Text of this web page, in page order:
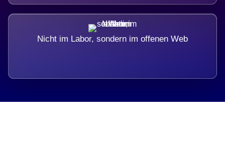
Nicht im Labor, sondern im offenen Web